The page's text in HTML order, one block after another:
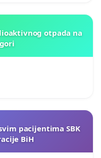
otpada na
pacijentima SBK
BiH